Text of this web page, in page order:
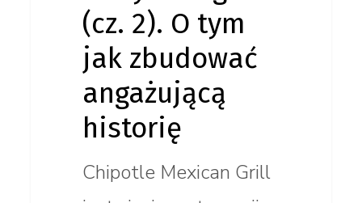
(cz. 2). O tym
jak zbudować
angażującą
historię
Chipotle Mexican Grill